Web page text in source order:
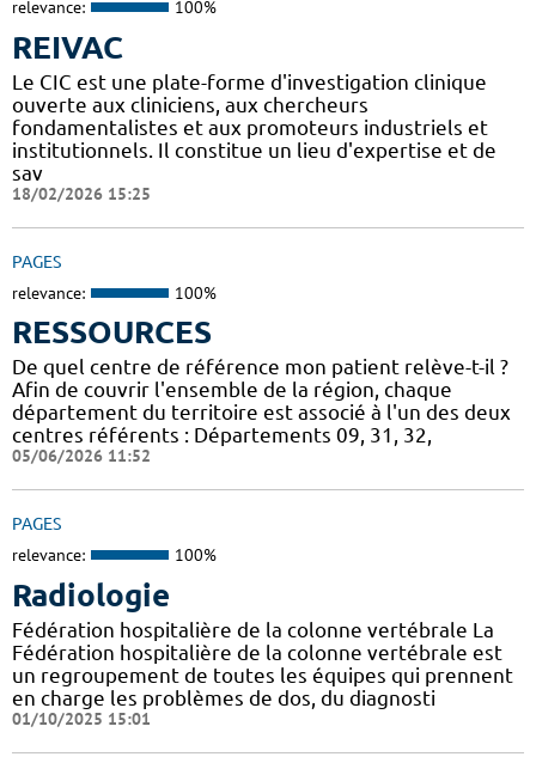
relevance: 100%
REIVAC
Le CIC est une plate-forme d'investigation clinique
ouverte aux cliniciens, aux chercheurs
fondamentalistes et aux promoteurs industriels et
institutionnels. Il constitue un lieu d'expertise et de
sav
18/02/2026 15:25
PAGES
relevance: 100%
RESSOURCES
De quel centre de référence mon patient relève-t-il ?
Afin de couvrir l'ensemble de la région, chaque
département du territoire est associé à l'un des deux
centres référents : Départements 09, 31, 32,
05/06/2026 11:52
PAGES
relevance: 100%
Radiologie
Fédération hospitalière de la colonne vertébrale La
Fédération hospitalière de la colonne vertébrale est
un regroupement de toutes les équipes qui prennent
en charge les problèmes de dos, du diagnosti
01/10/2025 15:01